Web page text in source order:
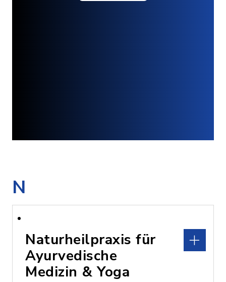
N
Naturheilpraxis für
Ayurvedische
Medizin & Yoga